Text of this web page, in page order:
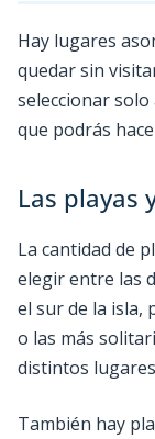
Hay lugares
quedar sin
seleccionar
que podrás
Las playas
La cantidad de
elegir entre las
el sur de la isla,
o las más
distintos
También hay